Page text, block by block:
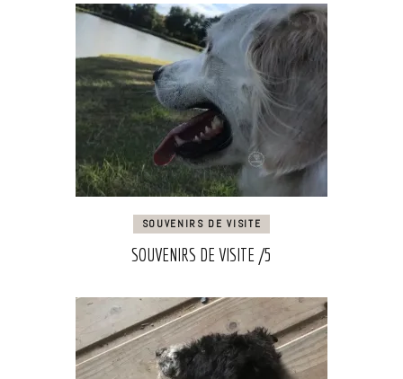
SOUVENIRS DE VISITE
SOUVENIRS DE VISITE /5